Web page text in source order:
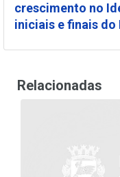
crescimento no
iniciais e finais do
Relacionadas